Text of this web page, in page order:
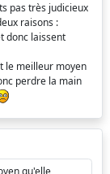
pas très judicieux
raisons :
donc laissent
le meilleur moyen
perdre la main